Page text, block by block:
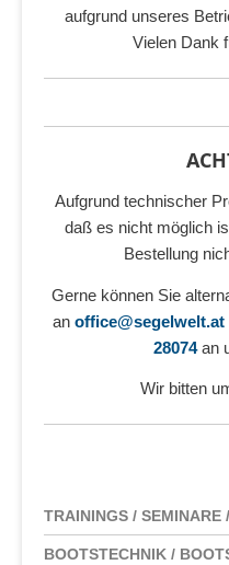
aufgrund unseres
Vielen Dank
Aufgrund technischer
daß es nicht möglich
Bestellung
Gerne können Sie
an office@segelwelt.at
28074an
Wir bitten
TRAININGS / SEMINARE
BOOTSTECHNIK /